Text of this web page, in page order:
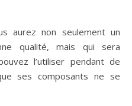
aurez non seulement un
qualité, mais qui sera
l’utiliser pendant de
ses composants ne se